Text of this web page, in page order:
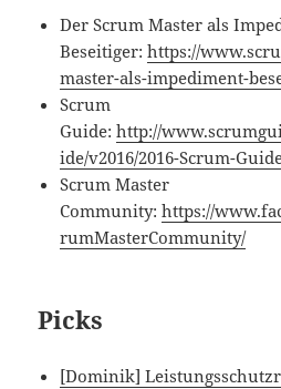
Der Scrum Master als
Beseitiger:https://
master-als-impediment-
Scrum
Guide:http://
ide/v2016/2016-Scrum-
Scrum Master
Community:https://
rumMasterCommunity/
Picks
[Dominik]